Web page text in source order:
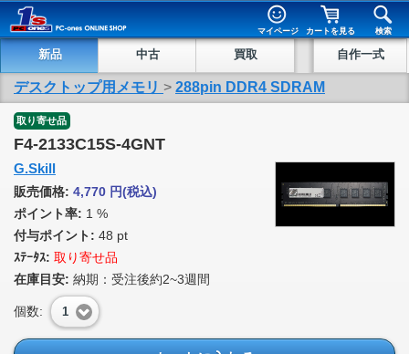
マイページ カートを見る 検索
新品 中古 買取 自作一式
デスクトップ用メモリ > 288pin DDR4 SDRAM
取り寄せ品
F4-2133C15S-4GNT
G.Skill
販売価格: 4,770 円(税込)
ポイント率: 1 %
付与ポイント: 48 pt
ｽﾃｰﾀｽ: 取り寄せ品
在庫目安: 納期：受注後約2~3週間
個数: 1